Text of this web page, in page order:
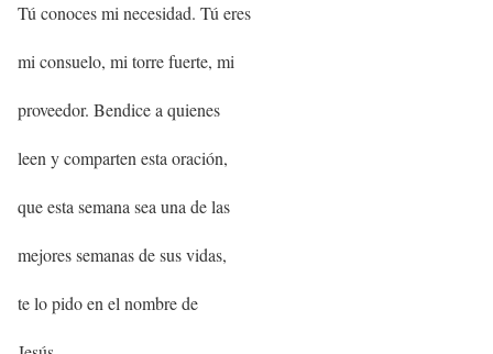
Tú conoces mi necesidad. Tú eres
mi consuelo, mi torre fuerte, mi
proveedor. Bendice a quienes
leen y comparten esta oración,
que esta semana sea una de las
mejores semanas de sus vidas,
te lo pido en el nombre de